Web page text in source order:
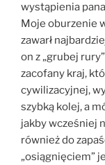
wystąpienia
Moje oburzenie
zawarł
on z „grubej
zacofany kraj,
cywilizacyjnej,
szybką kolej, a
jakby wcześniej
również do
„osiągnięciem”